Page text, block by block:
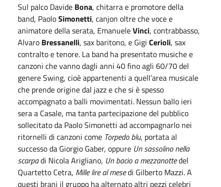
Sul palco Davide Bona, chitarra e promotore della
band, PaoloSimonetti, canjon oltre che voce e
animatore della serata, EmanueleVinci, contrabbasso,
Alvaro Bressanelli, sax baritono, e Gigi Cerioli, sax
contralto e tenore. La band ha presentato musiche e
canzoni che vanno dagli anni 40 fino agli 60/70 del
genere Swing, cioè appartenenti a quell’area musicale
che prende origine dal jazz e che si è spesso
accompagnato a balli movimentati. Nessun ballo ieri
sera a Casale, ma tanta partecipazione del pubblico
sollecitato da Paolo Simonetti ad accompagnarlo nei
ritornelli di canzoni come Torpedo blu, portata al
successo da Giorgio Gaber, oppure Un sassolino nella
scarpadi Nicola Arigliano, Un bacio a mezzanottedel
Quartetto Cetra, Mille lire al mesedi Gilberto Mazzi. A
questi brani il gruppo ha alternato altri pezzi celebri